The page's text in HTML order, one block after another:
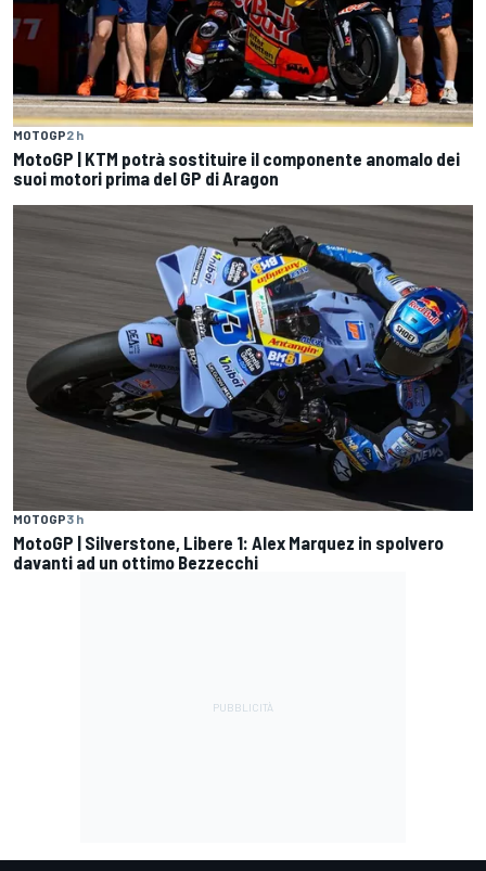
MOTOGP2 h
MotoGP | KTM potrà sostituire il componente anomalo dei
suoi motori prima del GP di Aragon
MOTOGP3 h
MotoGP | Silverstone, Libere 1: Alex Marquez in spolvero
davanti ad un ottimo Bezzecchi